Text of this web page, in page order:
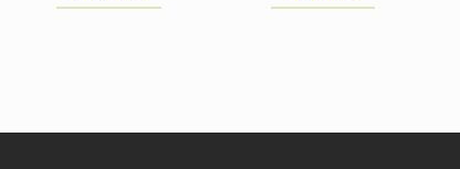
variantes.
variantes.